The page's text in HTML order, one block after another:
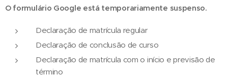
O formulário Google está temporariamente suspenso.
Declaração de matrícula regular
Declaração de conclusão de curso
Declaração de matrícula com o início e previsão de
término